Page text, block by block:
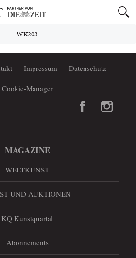
WK203
Impressum Datenschutz
Cookie-Manager
MAGAZINE
WELTKUNST
UND AUKTIONEN
KQ Kunstquartal
Abonnements